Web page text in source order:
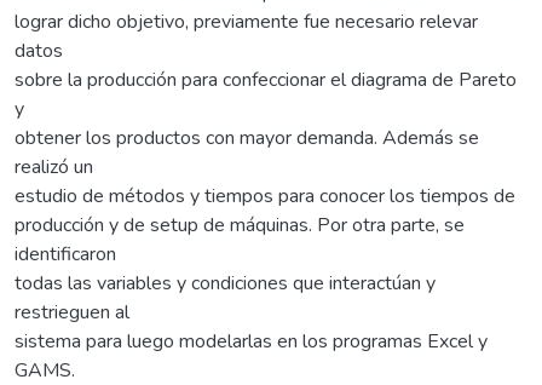
lograr dicho objetivo, previamente fue necesario relevar
datos
sobre la producción para confeccionar el diagrama de Pareto
y
obtener los productos con mayor demanda. Además se
realizó un
estudio de métodos y tiempos para conocer los tiempos de
producción y de setup de máquinas. Por otra parte, se
identificaron
todas las variables y condiciones que interactúan y
restrieguen al
sistema para luego modelarlas en los programas Excel y
GAMS.